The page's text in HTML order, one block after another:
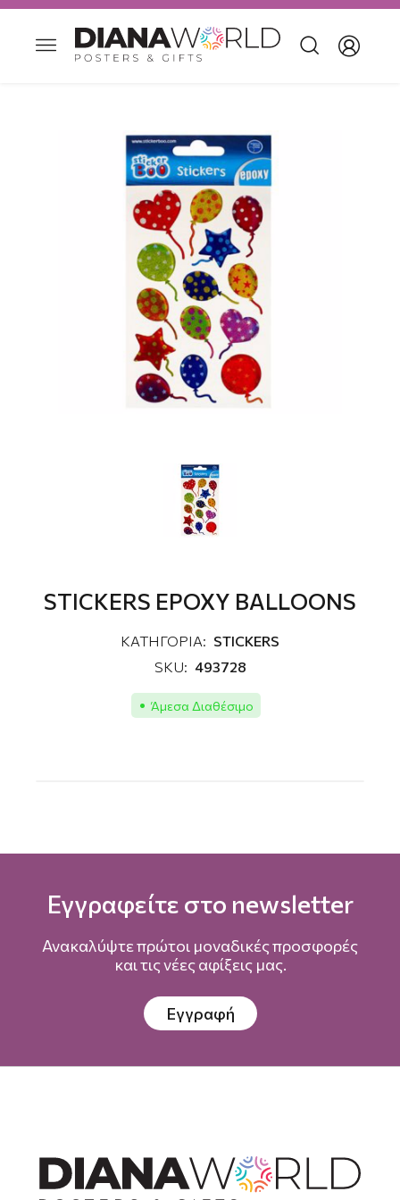
STICKERS EPOXY BALLOONS
ΚΑΤΗΓΟΡΙΑ: STICKERS
SKU: 493728
Άμεσα Διαθέσιμο
Εγγραφείτε στο newsletter
Ανακαλύψτε πρώτοι μοναδικές προσφορές
και τις νέες αφίξεις μας.
Εγγραφή